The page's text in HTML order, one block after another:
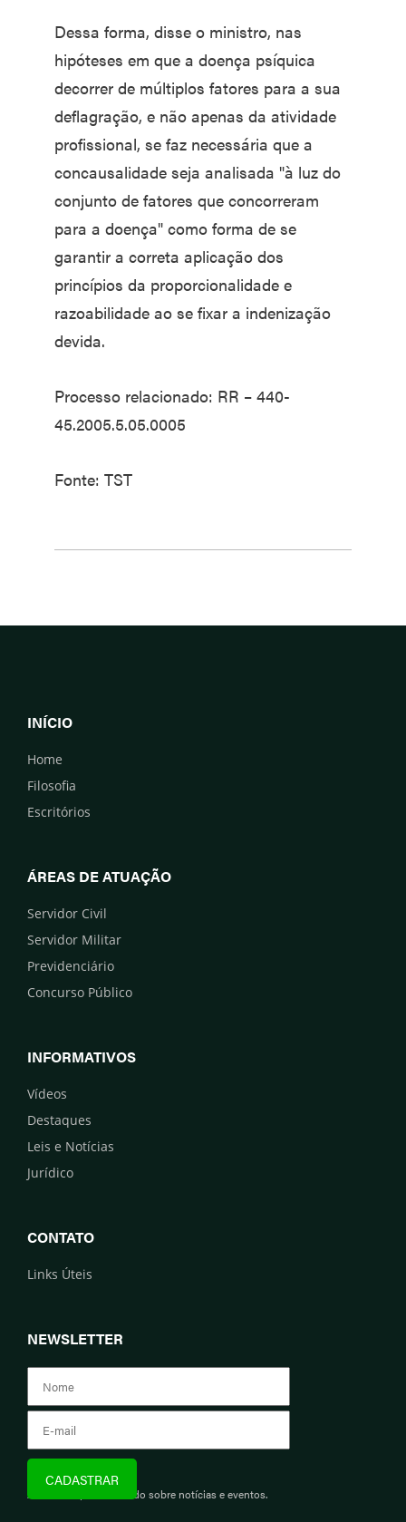
Dessa forma, disse o ministro, nas
hipóteses em que a doença psíquica
decorrer de múltiplos fatores para a sua
deflagração, e não apenas da atividade
profissional, se faz necessária que a
concausalidade seja analisada "à luz do
conjunto de fatores que concorreram
para a doença" como forma de se
garantir a correta aplicação dos
princípios da proporcionalidade e
razoabilidade ao se fixar a indenização
devida.
Processo relacionado: RR – 440-
45.2005.5.05.0005
Fonte: TST
INÍCIO
Home
Filosofia
Escritórios
ÁREAS DE ATUAÇÃO
Servidor Civil
Servidor Militar
Previdenciário
Concurso Público
INFORMATIVOS
Vídeos
Destaques
Leis e Notícias
Jurídico
CONTATO
Links Úteis
NEWSLETTER
Assine e fique informado sobre notícias e eventos.